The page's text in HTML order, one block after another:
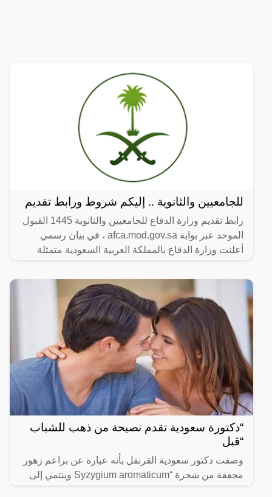
للجامعيين والثانوية .. إليكم شروط ورابط تقديم
رابط تقديم وزارة الدفاع للجامعيين والثانوية 1445 القبول
الموحد عبر بوابة afca.mod.gov.sa ، في بيان رسمي
أعلنت وزارة الدفاع بالمملكة العربية السعودية متمثلة
“دكتورة سعودية تقدم نصيحة من ذهب للشباب
“قبل
وصفت دكتور سعودية القرنفل بأنه عبارة عن براعم زهور
مجففة من شجرة “Syzygium aromaticum وينتمي إلى